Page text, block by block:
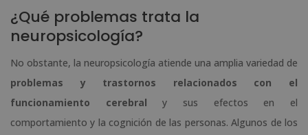
¿Qué problemas trata la
neuropsicología?
No obstante, la neuropsicología atiende una amplia variedad de
problemas y trastornos relacionados con el
funcionamiento cerebral y sus efectos en el
comportamiento y la cognición de las personas. Algunos de los